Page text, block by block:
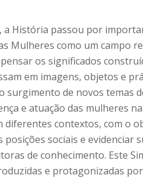
a História passou por
Mulheres como um campo
os significados
em imagens, objetos e
de novos temas
e atuação das mulheres
diferentes contextos, com o
posições sociais e
de conhecimento. Este
e protagonizadas